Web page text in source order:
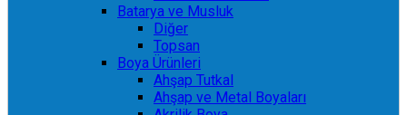
Batarya ve Musluk
Diğer
Topsan
Boya Ürünleri
Ahşap Tutkal
Ahşap ve Metal Boyaları